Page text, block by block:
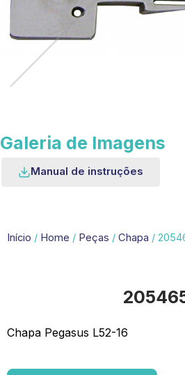
Galeria de Imagens
Manual de instruções
Início / Home / Peças / Chapa /
Chapa Pegasus L52-16